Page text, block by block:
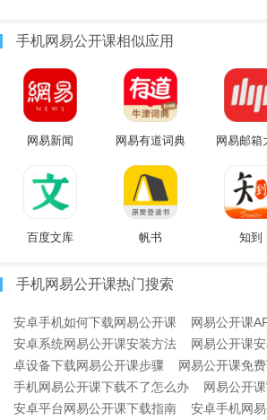
手机网易公开课相似应用
网易新闻 网易有道词典 网易邮箱
百度文库 帆书 知到
手机网易公开课热门搜索
安卓手机如何下载网易公开课
网易公开课
安卓系统网易公开课安装方法
网易公开课
卓设备下载网易公开课步骤
网易公开课免
手机网易公开课下载不了怎么办
网易公开
安卓平台网易公开课下载指南
安卓手机网